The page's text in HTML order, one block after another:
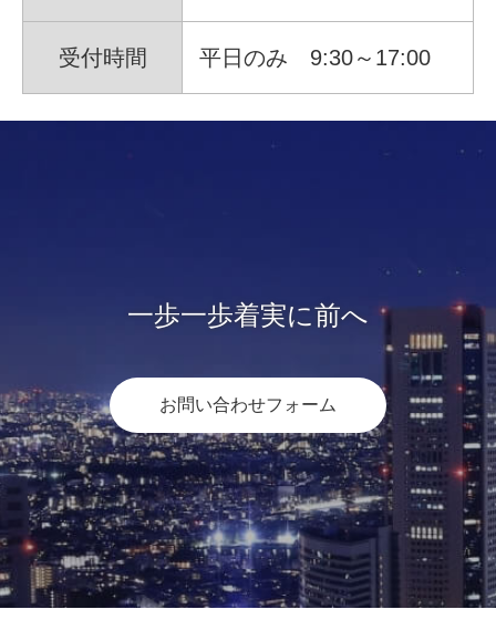
受付時間 平日のみ 9:30～17:00
一歩一歩着実に前へ
お問い合わせフォーム